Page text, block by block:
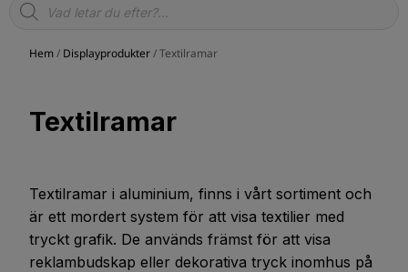
Products
search
Hem/ Displayprodukter/ Textilramar
Textilramar
Textilramar i aluminium, finns i vårt sortiment och
är ett mordert system för att visa textilier med
tryckt grafik. De används främst för att visa
reklambudskap eller dekorativa tryck inomhus på